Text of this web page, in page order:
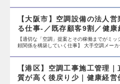
【大阪市】空調設備の法人
る仕事-／既存顧客9割／健
【適切な「空調」提案とその稼働までがミ
頼関係を構築していく仕事】 大手空調メーカ
【港区】空調工事施工管理
質が高く後戻り少｜健康経